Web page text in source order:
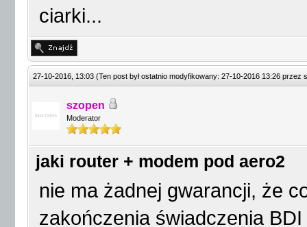
ciarki...
27-10-2016, 13:03 (Ten post był ostatnio modyfikowany: 27-10-2016 13:26 przez
szopen
Moderator
jaki router + modem pod aero2
nie ma żadnej gwarancji, że
zakończenia świadczenia